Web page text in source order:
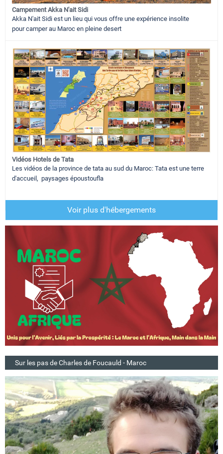
Campement Akka N'ait Sidi
Akka N'ait Sidi est un lieu qui vous offre une expérience insolite
pour camper au Maroc en pleine desert
Vidéos Hotels de Tata
Les vidéos de la province de tata au sud du Maroc: Tata est une terre
d'accueil, paysages époustoufla
Voir plus d'hébergements
Sur les pas de Charles de Foucauld - Maroc